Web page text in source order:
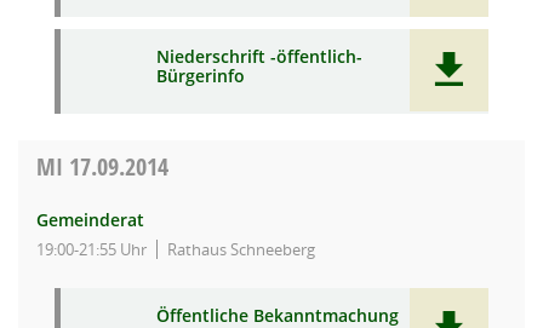
Niederschrift -öffentlich-
Bürgerinfo
MI 17.09.2014
Gemeinderat
19:00-21:55 Uhr Rathaus Schneeberg
Öffentliche Bekanntmachung